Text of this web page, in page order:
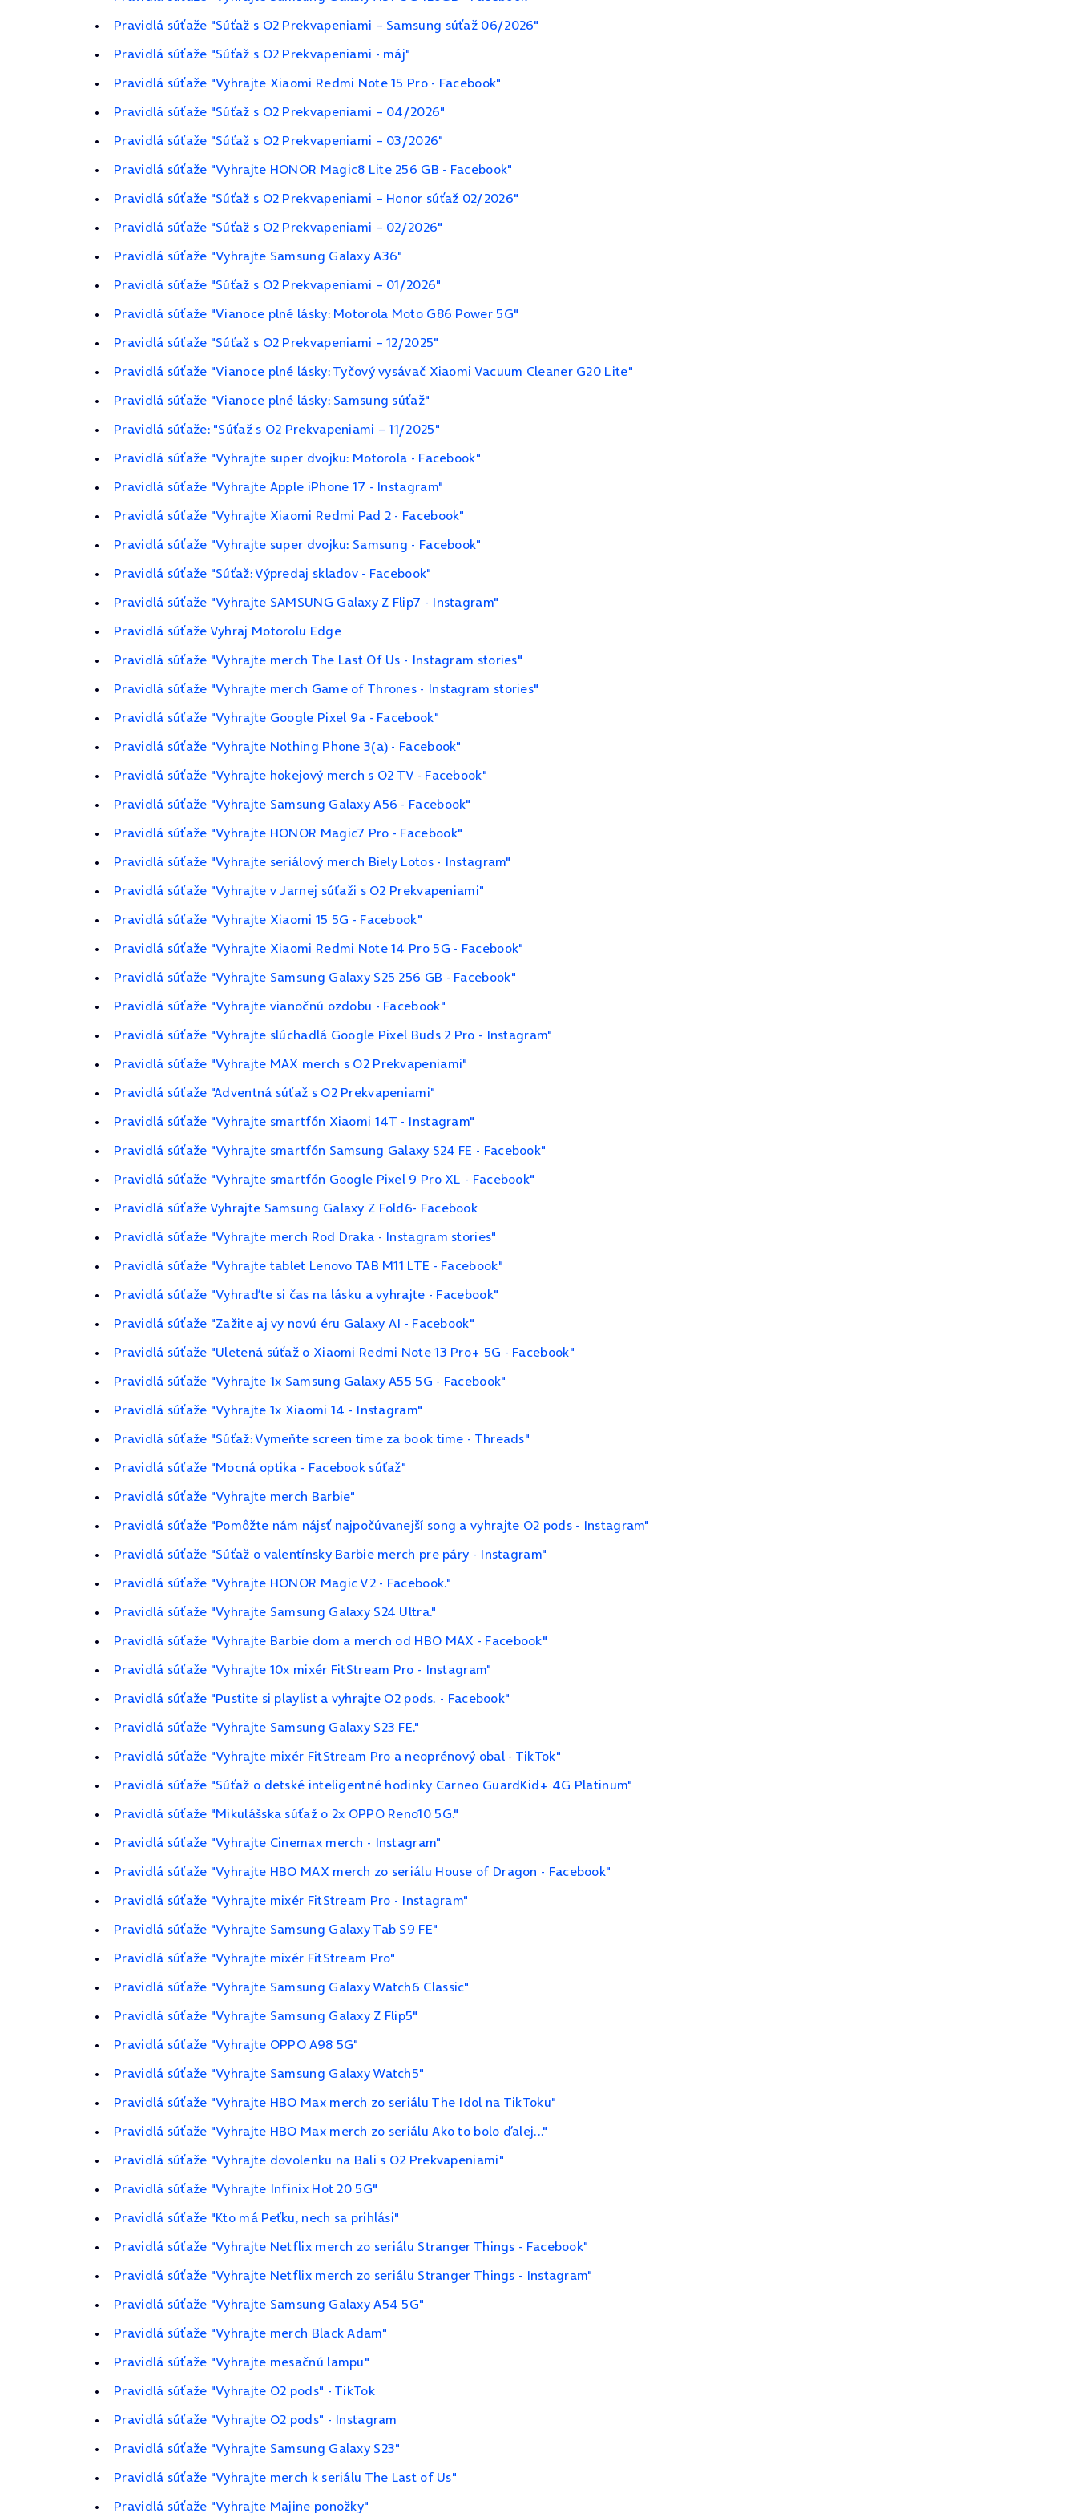
Pravidlá súťaže "Súťaž s O2 Prekvapeniami – Samsung súťaž 06/2026"
Pravidlá súťaže "Súťaž s O2 Prekvapeniami - máj"
Pravidlá súťaže "Vyhrajte Xiaomi Redmi Note 15 Pro - Facebook"
Pravidlá súťaže "Súťaž s O2 Prekvapeniami – 04/2026"
Pravidlá súťaže "Súťaž s O2 Prekvapeniami – 03/2026"
Pravidlá súťaže "Vyhrajte HONOR Magic8 Lite 256 GB - Facebook"
Pravidlá súťaže "Súťaž s O2 Prekvapeniami – Honor súťaž 02/2026"
Pravidlá súťaže "Súťaž s O2 Prekvapeniami – 02/2026"
Pravidlá súťaže "Vyhrajte Samsung Galaxy A36"
Pravidlá súťaže "Súťaž s O2 Prekvapeniami – 01/2026"
Pravidlá súťaže "Vianoce plné lásky: Motorola Moto G86 Power 5G"
Pravidlá súťaže "Súťaž s O2 Prekvapeniami – 12/2025"
Pravidlá súťaže "Vianoce plné lásky: Tyčový vysávač Xiaomi Vacuum Cleaner G20 Lite"
Pravidlá súťaže "Vianoce plné lásky: Samsung súťaž"
Pravidlá súťaže: "Súťaž s O2 Prekvapeniami – 11/2025"
Pravidlá súťaže "Vyhrajte super dvojku: Motorola - Facebook"
Pravidlá súťaže "Vyhrajte Apple iPhone 17 - Instagram"
Pravidlá súťaže "Vyhrajte Xiaomi Redmi Pad 2 - Facebook"
Pravidlá súťaže "Vyhrajte super dvojku: Samsung - Facebook"
Pravidlá súťaže "Súťaž: Výpredaj skladov - Facebook"
Pravidlá súťaže "Vyhrajte SAMSUNG Galaxy Z Flip7 - Instagram"
Pravidlá súťaže Vyhraj Motorolu Edge
Pravidlá súťaže "Vyhrajte merch The Last Of Us - Instagram stories"
Pravidlá súťaže "Vyhrajte merch Game of Thrones - Instagram stories"
Pravidlá súťaže "Vyhrajte Google Pixel 9a - Facebook"
Pravidlá súťaže "Vyhrajte Nothing Phone 3(a) - Facebook"
Pravidlá súťaže "Vyhrajte hokejový merch s O2 TV - Facebook"
Pravidlá súťaže "Vyhrajte Samsung Galaxy A56 - Facebook"
Pravidlá súťaže "Vyhrajte HONOR Magic7 Pro - Facebook"
Pravidlá súťaže "Vyhrajte seriálový merch Biely Lotos - Instagram"
Pravidlá súťaže "Vyhrajte v Jarnej súťaži s O2 Prekvapeniami"
Pravidlá súťaže "Vyhrajte Xiaomi 15 5G - Facebook"
Pravidlá súťaže "Vyhrajte Xiaomi Redmi Note 14 Pro 5G - Facebook"
Pravidlá súťaže "Vyhrajte Samsung Galaxy S25 256 GB - Facebook"
Pravidlá súťaže "Vyhrajte vianočnú ozdobu - Facebook"
Pravidlá súťaže "Vyhrajte slúchadlá Google Pixel Buds 2 Pro - Instagram"
Pravidlá súťaže "Vyhrajte MAX merch s O2 Prekvapeniami"
Pravidlá súťaže "Adventná súťaž s O2 Prekvapeniami"
Pravidlá súťaže "Vyhrajte smartfón Xiaomi 14T - Instagram"
Pravidlá súťaže "Vyhrajte smartfón Samsung Galaxy S24 FE - Facebook"
Pravidlá súťaže "Vyhrajte smartfón Google Pixel 9 Pro XL - Facebook"
Pravidlá súťaže Vyhrajte Samsung Galaxy Z Fold6- Facebook
Pravidlá súťaže "Vyhrajte merch Rod Draka - Instagram stories"
Pravidlá súťaže "Vyhrajte tablet Lenovo TAB M11 LTE - Facebook"
Pravidlá súťaže "Vyhraďte si čas na lásku a vyhrajte - Facebook"
Pravidlá súťaže "Zažite aj vy novú éru Galaxy AI - Facebook"
Pravidlá súťaže "Uletená súťaž o Xiaomi Redmi Note 13 Pro+ 5G - Facebook"
Pravidlá súťaže "Vyhrajte 1x Samsung Galaxy A55 5G - Facebook"
Pravidlá súťaže "Vyhrajte 1x Xiaomi 14 - Instagram"
Pravidlá súťaže "Súťaž: Vymeňte screen time za book time - Threads"
Pravidlá súťaže "Mocná optika - Facebook súťaž"
Pravidlá súťaže "Vyhrajte merch Barbie"
Pravidlá súťaže "Pomôžte nám nájsť najpočúvanejší song a vyhrajte O2 pods - Instagram"
Pravidlá súťaže "Súťaž o valentínsky Barbie merch pre páry - Instagram"
Pravidlá súťaže "Vyhrajte HONOR Magic V2 - Facebook."
Pravidlá súťaže "Vyhrajte Samsung Galaxy S24 Ultra."
Pravidlá súťaže "Vyhrajte Barbie dom a merch od HBO MAX - Facebook"
Pravidlá súťaže "Vyhrajte 10x mixér FitStream Pro - Instagram"
Pravidlá súťaže "Pustite si playlist a vyhrajte O2 pods. - Facebook"
Pravidlá súťaže "Vyhrajte Samsung Galaxy S23 FE."
Pravidlá súťaže "Vyhrajte mixér FitStream Pro a neoprénový obal - TikTok"
Pravidlá súťaže "Súťaž o detské inteligentné hodinky Carneo GuardKid+ 4G Platinum"
Pravidlá súťaže "Mikulášska súťaž o 2x OPPO Reno10 5G."
Pravidlá súťaže "Vyhrajte Cinemax merch - Instagram"
Pravidlá súťaže "Vyhrajte HBO MAX merch zo seriálu House of Dragon - Facebook"
Pravidlá súťaže "Vyhrajte mixér FitStream Pro - Instagram"
Pravidlá súťaže "Vyhrajte Samsung Galaxy Tab S9 FE"
Pravidlá súťaže "Vyhrajte mixér FitStream Pro"
Pravidlá súťaže "Vyhrajte Samsung Galaxy Watch6 Classic"
Pravidlá súťaže "Vyhrajte Samsung Galaxy Z Flip5"
Pravidlá súťaže "Vyhrajte OPPO A98 5G"
Pravidlá súťaže "Vyhrajte Samsung Galaxy Watch5"
Pravidlá súťaže "Vyhrajte HBO Max merch zo seriálu The Idol na TikToku"
Pravidlá súťaže "Vyhrajte HBO Max merch zo seriálu Ako to bolo ďalej..."
Pravidlá súťaže "Vyhrajte dovolenku na Bali s O2 Prekvapeniami"
Pravidlá súťaže "Vyhrajte Infinix Hot 20 5G"
Pravidlá súťaže "Kto má Peťku, nech sa prihlási"
Pravidlá súťaže "Vyhrajte Netflix merch zo seriálu Stranger Things - Facebook"
Pravidlá súťaže "Vyhrajte Netflix merch zo seriálu Stranger Things - Instagram"
Pravidlá súťaže "Vyhrajte Samsung Galaxy A54 5G"
Pravidlá súťaže "Vyhrajte merch Black Adam"
Pravidlá súťaže "Vyhrajte mesačnú lampu"
Pravidlá súťaže "Vyhrajte O2 pods" - TikTok
Pravidlá súťaže "Vyhrajte O2 pods" - Instagram
Pravidlá súťaže "Vyhrajte Samsung Galaxy S23"
Pravidlá súťaže "Vyhrajte merch k seriálu The Last of Us"
Pravidlá súťaže "Vyhrajte Majine ponožky"